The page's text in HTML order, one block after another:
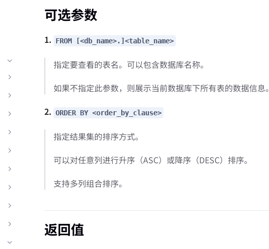
可选参数
1. FROM [<db_name>.]<table_name>
指定要查看的表名。可以包含数据库名称。
如果不指定此参数，则展示当前数据库下所有表的数据信息。
2. ORDER BY <order_by_clause>
指定结果集的排序方式。
可以对任意列进行升序（ASC）或降序（DESC）排序。
支持多列组合排序。
返回值